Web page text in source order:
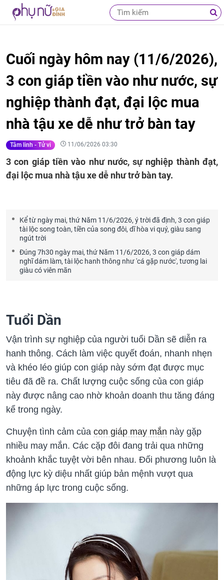
Cuối ngày hôm nay (11/6/2026),
3 con giáp tiền vào như nước, sự
nghiệp thành đạt, đại lộc mua
nhà tậu xe dễ như trở bàn tay
Tâm linh - Tử vi 11/06/2026 03:30
3 con giáp tiền vào như nước, sự nghiệp thành đạt,
đại lộc mua nhà tậu xe dễ như trở bàn tay.
Kể từ ngày mai, thứ Năm 11/6/2026, ý trời đã định, 3 con giáp
tài lộc song toàn, tiền của song đôi, dĩ hòa vi quý, giàu sang
ngút trời
Đúng 7h30 ngày mai, thứ Năm 11/6/2026, 3 con giáp dám
nghĩ dám làm, tài lộc hanh thông như 'cá gặp nước', tương lai
giàu có viên mãn
Tuổi Dần
Vận trình sự nghiệp của người tuổi Dần sẽ diễn ra
hanh thông. Cách làm việc quyết đoán, nhanh nhẹn
và khéo léo giúp con giáp này sớm đạt được mục
tiêu đã đề ra. Chất lượng cuộc sống của con giáp
này được nâng cao nhờ khoản doanh thu tăng đáng
kể trong ngày.
Chuyện tình cảm của con giáp may mắn này gặp
nhiều may mắn. Các cặp đôi đang trải qua những
khoảnh khắc tuyệt vời bên nhau. Đối phương luôn là
động lực kỳ diệu nhất giúp bản mệnh vượt qua
những áp lực trong cuộc sống.